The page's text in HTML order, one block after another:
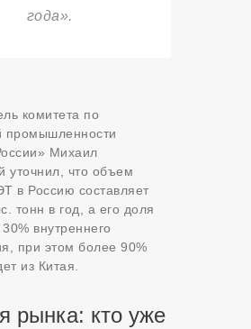
года».
комитета по
промышленности
Михаил
уточнил, что объем
в Россию составляет
тонн в год, а его доля
внутреннего
при этом более 90%
из Китая.
рынка: кто уже